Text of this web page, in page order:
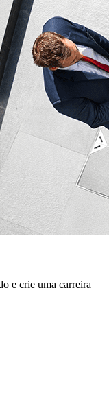
e crie uma carreira